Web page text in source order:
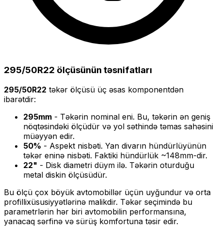
295/50R22 ölçüsünün təsnifatları
295/50R22 təkər ölçüsü üç əsas komponentdən
ibarətdir:
295mm - Təkərin nominal eni. Bu, təkərin ən geniş
nöqtəsindəki ölçüdür və yol səthində təmas sahəsini
müəyyən edir.
50% - Aspekt nisbəti. Yan divarın hündürlüyünün
təkər eninə nisbəti. Faktiki hündürlük ~148mm-dir.
22" - Disk diametri düym ilə. Təkərin oturduğu
metal diskin ölçüsüdür.
Bu ölçü çox böyük avtomobillər üçün uyğundur və orta
profillixüsusiyyətlərinə malikdir. Təkər seçimində bu
parametrlərin hər biri avtomobilin performansına,
yanacaq sərfinə və sürüş komfortuna təsir edir.